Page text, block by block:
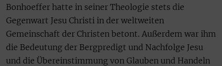
Bonhoeffer hatte in seiner Theologie stets die
Gegenwart Jesu Christi in der weltweiten
Gemeinschaft der Christen betont. Außerdem war ihm
die Bedeutung der Bergpredigt und Nachfolge Jesu
und die Übereinstimmung von Glauben und Handeln